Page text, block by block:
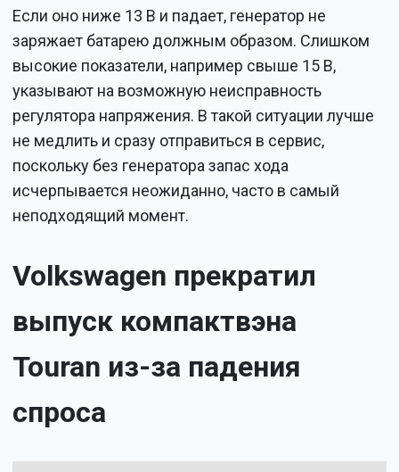
Если оно ниже 13 В и падает, генератор не
заряжает батарею должным образом. Слишком
высокие показатели, например свыше 15 В,
указывают на возможную неисправность
регулятора напряжения. В такой ситуации лучше
не медлить и сразу отправиться в сервис,
поскольку без генератора запас хода
исчерпывается неожиданно, часто в самый
неподходящий момент.
Volkswagen прекратил
выпуск компактвэна
Touran из-за падения
спроса